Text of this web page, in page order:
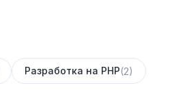
Разработка на PHP(2)